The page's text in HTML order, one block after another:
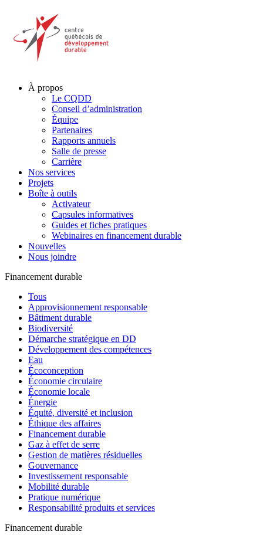
À propos
Le CQDD
Conseil d’administration
Équipe
Partenaires
Rapports annuels
Salle de presse
Carrière
Nos services
Projets
Boîte à outils
Activateur
Capsules informatives
Guides et fiches pratiques
Webinaires en financement durable
Nouvelles
Nous joindre
Financement durable
Tous
Approvisionnement responsable
Bâtiment durable
Biodiversité
Démarche stratégique en DD
Développement des compétences
Eau
Écoconception
Économie circulaire
Économie locale
Énergie
Équité, diversité et inclusion
Éthique des affaires
Financement durable
Gaz à effet de serre
Gestion de matières résiduelles
Gouvernance
Investissement responsable
Mobilité durable
Pratique numérique
Responsabilité produits et services
Financement durable